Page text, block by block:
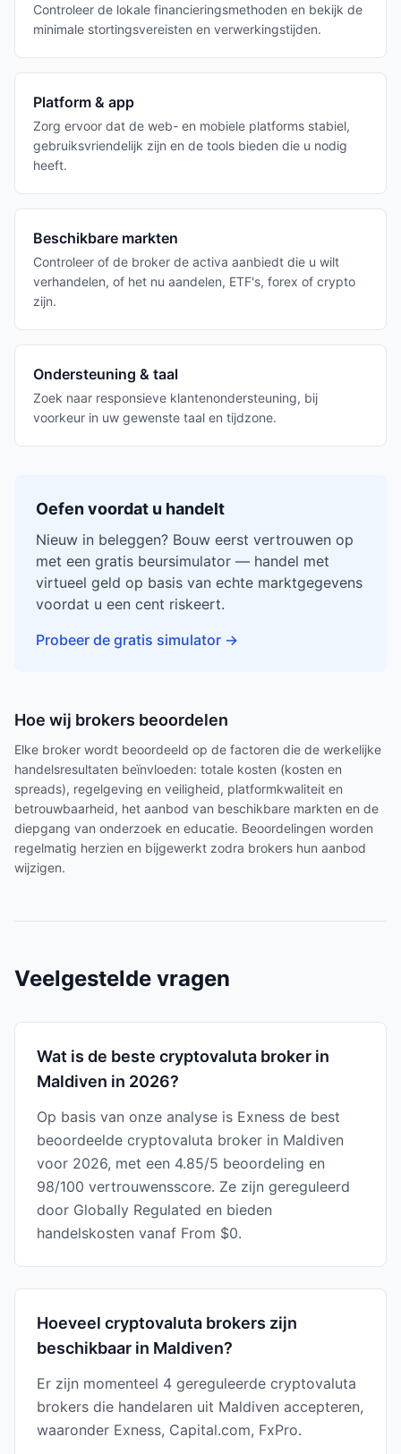
Controleer de lokale financieringsmethoden en bekijk de
minimale stortingsvereisten en verwerkingstijden.
Platform & app
Zorg ervoor dat de web- en mobiele platforms stabiel,
gebruiksvriendelijk zijn en de tools bieden die u nodig
heeft.
Beschikbare markten
Controleer of de broker de activa aanbiedt die u wilt
verhandelen, of het nu aandelen, ETF's, forex of crypto
zijn.
Ondersteuning & taal
Zoek naar responsieve klantenondersteuning, bij
voorkeur in uw gewenste taal en tijdzone.
Oefen voordat u handelt
Nieuw in beleggen? Bouw eerst vertrouwen op
met een gratis beursimulator — handel met
virtueel geld op basis van echte marktgegevens
voordat u een cent riskeert.
Probeer de gratis simulator →
Hoe wij brokers beoordelen
Elke broker wordt beoordeeld op de factoren die de werkelijke
handelsresultaten beïnvloeden: totale kosten (kosten en
spreads), regelgeving en veiligheid, platformkwaliteit en
betrouwbaarheid, het aanbod van beschikbare markten en de
diepgang van onderzoek en educatie. Beoordelingen worden
regelmatig herzien en bijgewerkt zodra brokers hun aanbod
wijzigen.
Veelgestelde vragen
Wat is de beste cryptovaluta broker in
Maldiven in 2026?
Op basis van onze analyse is Exness de best
beoordeelde cryptovaluta broker in Maldiven
voor 2026, met een 4.85/5 beoordeling en
98/100 vertrouwensscore. Ze zijn gereguleerd
door Globally Regulated en bieden
handelskosten vanaf From $0.
Hoeveel cryptovaluta brokers zijn
beschikbaar in Maldiven?
Er zijn momenteel 4 gereguleerde cryptovaluta
brokers die handelaren uit Maldiven accepteren,
waaronder Exness, Capital.com, FxPro.